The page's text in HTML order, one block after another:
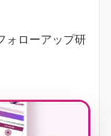
ォローアップ研